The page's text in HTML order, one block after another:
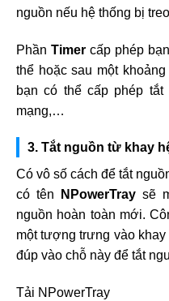
nguồn nếu hệ thống bị
Phần Timer cấp phép
thể hoặc sau một
bạn có thể cấp phép
mạng,…
3. Tắt nguồn từ khay
Có vô số cách để tắt
có tên
NPowerTraysẽ
nguồn hoàn toàn mới.
một tượng trưng vào
đúp vào chỗ này để tắt
Tải NPowerTray